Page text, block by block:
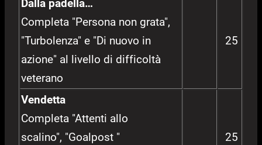
Dalla padella…
Completa "Persona non grata",
"Turbolenza" e "Di nuovo in
azione" al livello di difficoltà
veterano
25
Vendetta
Completa "Attenti allo
scalino", "Goalpost "
25